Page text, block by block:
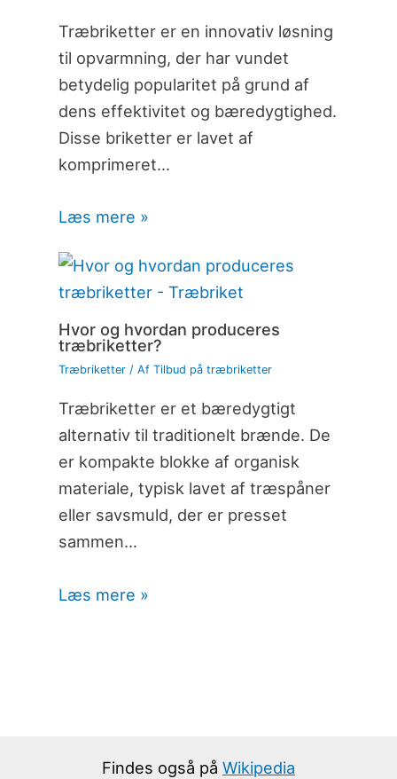
Træbriketter er en innovativ løsning
til opvarmning, der har vundet
betydelig popularitet på grund af
dens effektivitet og bæredygtighed.
Disse briketter er lavet af
komprimeret…
Læs mere »
Hvor og hvordan produceres
træbriketter?
Træbriketter/ Af Tilbud på træbriketter
Træbriketter er et bæredygtigt
alternativ til traditionelt brænde. De
er kompakte blokke af organisk
materiale, typisk lavet af træspåner
eller savsmuld, der er presset
sammen…
Læs mere »
Findes også på Wikipedia